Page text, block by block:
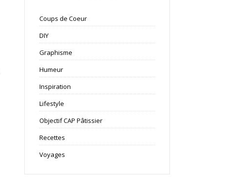
Coups de Coeur
DIY
Graphisme
Humeur
Inspiration
Lifestyle
Objectif CAP Pâtissier
Recettes
Voyages